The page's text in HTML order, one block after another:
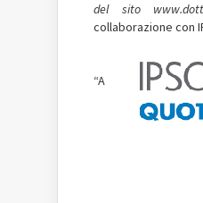
del sito
collaborazione con
“A